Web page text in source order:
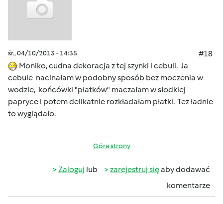
śr., 04/10/2013 - 14:35
#18
Moniko, cudna dekoracja z tej szynki i cebuli. Ja
cebule nacinałam w podobny sposób bez moczenia w
wodzie, końcówki "płatków" maczałam w słodkiej
papryce i potem delikatnie rozkładałam płatki. Tez ładnie
to wyglądało.
Góra strony
Zaloguj lub zarejestruj sięaby dodawać
komentarze